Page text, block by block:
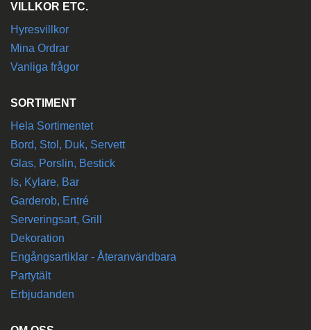
VILLKOR ETC.
Hyresvillkor
Mina Ordrar
Vanliga frågor
SORTIMENT
Hela Sortimentet
Bord, Stol, Duk, Servett
Glas, Porslin, Bestick
Is, Kylare, Bar
Garderob, Entré
Serveringsart, Grill
Dekoration
Engångsartiklar - Återanvändbara
Partytält
Erbjudanden